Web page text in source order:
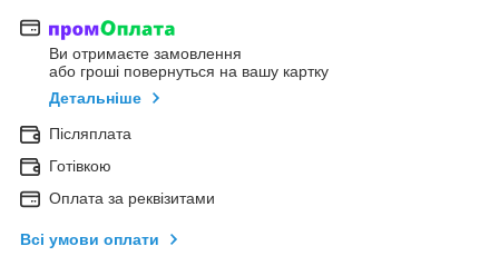
Ви отримаєте замовлення
або гроші повернуться на вашу картку
Детальніше
Післяплата
Готівкою
Оплата за реквізитами
Всі умови оплати